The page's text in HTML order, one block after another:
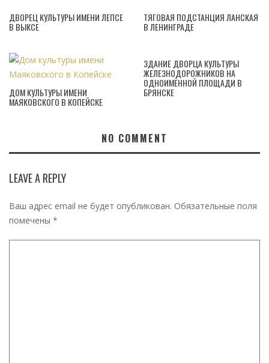
ДВОРЕЦ КУЛЬТУРЫ ИМЕНИ ЛЕПСЕ
В ВЫКСЕ
ТЯГОВАЯ ПОДСТАНЦИЯ ЛАНСКАЯ
В ЛЕНИНГРАДЕ
ДОМ КУЛЬТУРЫ ИМЕНИ
МАЯКОВСКОГО В КОПЕЙСКЕ
ЗДАНИЕ ДВОРЦА КУЛЬТУРЫ
ЖЕЛЕЗНОДОРОЖНИКОВ НА
ОДНОИМЁННОЙ ПЛОЩАДИ В
БРЯНСКЕ
NO COMMENT
LEAVE A REPLY
Ваш адрес email не будет опубликован. Обязательные поля
помечены *